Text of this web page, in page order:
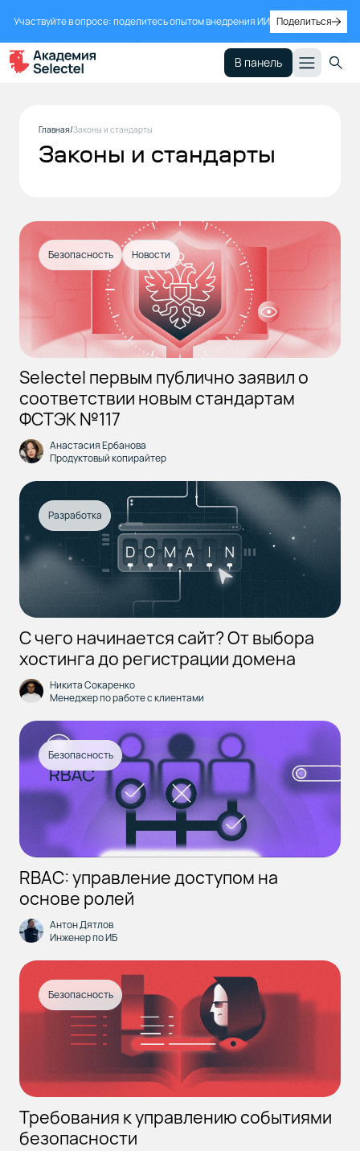
Участвуйте в опросе: поделитесь опытом внедрения ИИ Поделиться
В панель
Главная Законы и стандарты
Законы и стандарты
Безопасность Новости
Selectel первым публично заявил о
соответствии новым стандартам
ФСТЭК №117
Анастасия Ербанова
Продуктовый копирайтер
Разработка
С чего начинается сайт? От выбора
хостинга до регистрации домена
Никита Сокаренко
Менеджер по работе с клиентами
Безопасность
RBAC: управление доступом на
основе ролей
Антон Дятлов
Инженер по ИБ
Безопасность
Требования к управлению событиями
безопасности